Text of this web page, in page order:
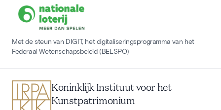
Met de steun van DIGIT, het digitaliseringsprogramma van het
Federaal Wetenschapsbeleid (BELSPO)
Koninklijk Instituut voor het
Kunstpatrimonium